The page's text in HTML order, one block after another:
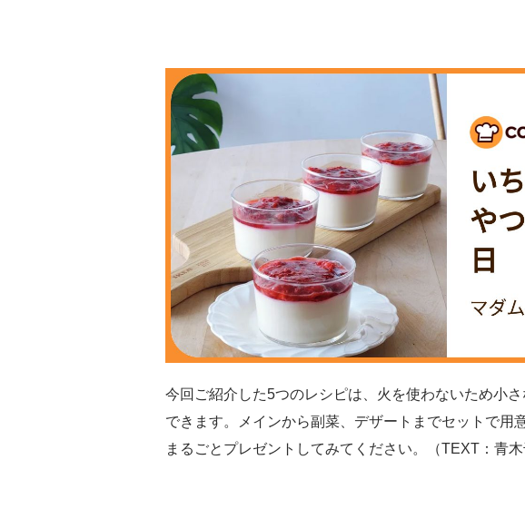
今回ご紹介した5つのレシピは、火を使わないため小
できます。メインから副菜、デザートまでセットで用
まるごとプレゼントしてみてください。（TEXT：青木